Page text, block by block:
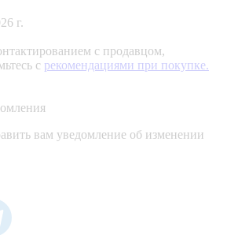
г.
с продавцом,
с рекомендациями при покупке.
вам уведомление об изменении